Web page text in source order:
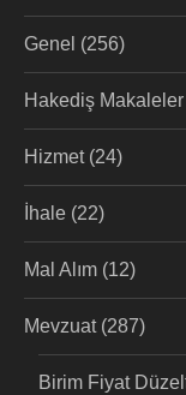
Genel (256)
Hakediş Makaleler
Hizmet(24)
İhale (22)
Mal Alım (12)
Mevzuat(287)
Birim Fiyat